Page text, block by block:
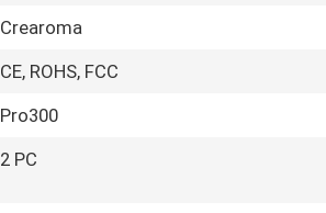
Crearoma
CE, ROHS, FCC
Pro300
2 PC